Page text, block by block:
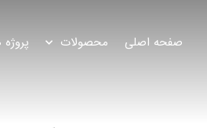
صفحه اصلی محصولات پروژه